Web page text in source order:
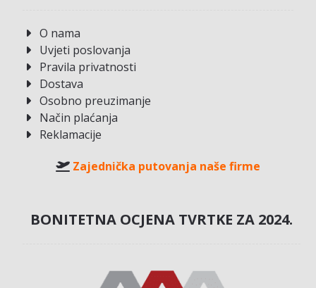
O nama
Uvjeti poslovanja
Pravila privatnosti
Dostava
Osobno preuzimanje
Način plaćanja
Reklamacije
Zajednička putovanja naše firme
BONITETNA OCJENA TVRTKE ZA 2024.